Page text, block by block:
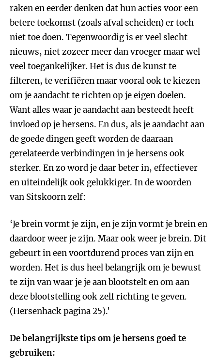
raken en eerder denken dat hun acties voor een
betere toekomst (zoals afval scheiden) er toch
niet toe doen. Tegenwoordig is er veel slecht
nieuws, niet zozeer meer dan vroeger maar wel
veel toegankelijker. Het is dus de kunst te
filteren, te verifiëren maar vooral ook te kiezen
om je aandacht te richten op je eigen doelen.
Want alles waar je aandacht aan besteedt heeft
invloed op je hersens. En dus, als je aandacht aan
de goede dingen geeft worden de daaraan
gerelateerde verbindingen in je hersens ook
sterker. En zo word je daar beter in, effectiever
en uiteindelijk ook gelukkiger. In de woorden
van Sitskoorn zelf:
‘Je brein vormt je zijn, en je zijn vormt je brein en
daardoor weer je zijn. Maar ook weer je brein. Dit
gebeurt in een voortdurend proces van zijn en
worden. Het is dus heel belangrijk om je bewust
te zijn van waar je je aan blootstelt en om aan
deze blootstelling ook zelf richting te geven.
(Hersenhack pagina 25).'
De belangrijkste tips om je hersens goed te
gebruiken: